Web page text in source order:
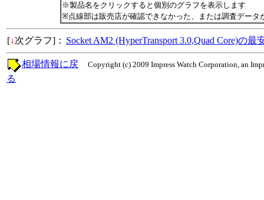
※製品名をクリックすると個別のグラフを表示します
※点線部は販売店が確認できなかった、または調査データ
[↓次グラフ]： Socket AM2 (HyperTransport 3.0,Quad Core)の最
Copyright (c) 2009 Impress Watch Corporation, an
相場情報に戻
る